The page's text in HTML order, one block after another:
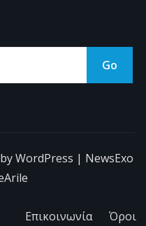
Go
WordPress | NewsExo
Επικοινωνία
Όροι